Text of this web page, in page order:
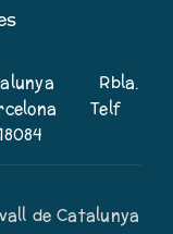
Rbla.
Telf
de Catalunya